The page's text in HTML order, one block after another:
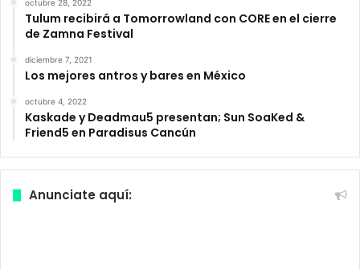
octubre 28, 2022
Tulum recibirá a Tomorrowland con CORE en el cierre
de Zamna Festival
diciembre 7, 2021
Los mejores antros y bares en México
octubre 4, 2022
Kaskade y Deadmau5 presentan; Sun SoaKed &
Friend5 en Paradisus Cancún
Anunciate aquí: